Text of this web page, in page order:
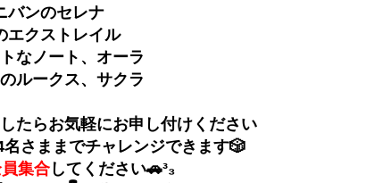
バンのセレナ
エクストレイル
なノート、オーラ
ルークス、サクラ
たらお気軽にお申し付けください
さままでチャレンジできます🎲
集合してください🚗³₃